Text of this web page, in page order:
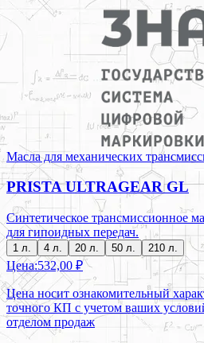
Масла для механических
PRISTA ULTRAGEAR GL
Синтетическое трансмиссионное
для гипоидных передач.
1 л. 4 л. 20 л. 50 л. 210 л.
Цена:532,00 ₽
Цена носит ознакомительный
точного КП с учетом ваших
отделом продаж